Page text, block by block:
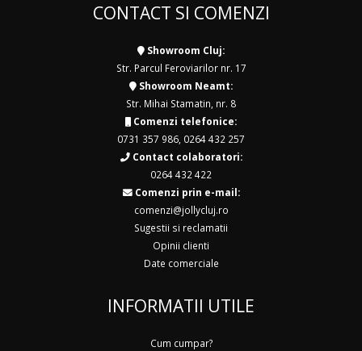
CONTACT SI COMENZI
Showroom Cluj:
Str. Parcul Feroviarilor nr. 17
Showroom Neamt:
Str. Mihai Stamatin, nr. 8
Comenzi telefonice:
0731 357 986 0264 432 257
Contact colaboratori:
0264 432 422
Comenzi prin e-mail:
comenzi@jollycluj.ro
Sugestii si reclamatii
Opinii clienti
Date comerciale
INFORMATII UTILE
Cum cumpar?